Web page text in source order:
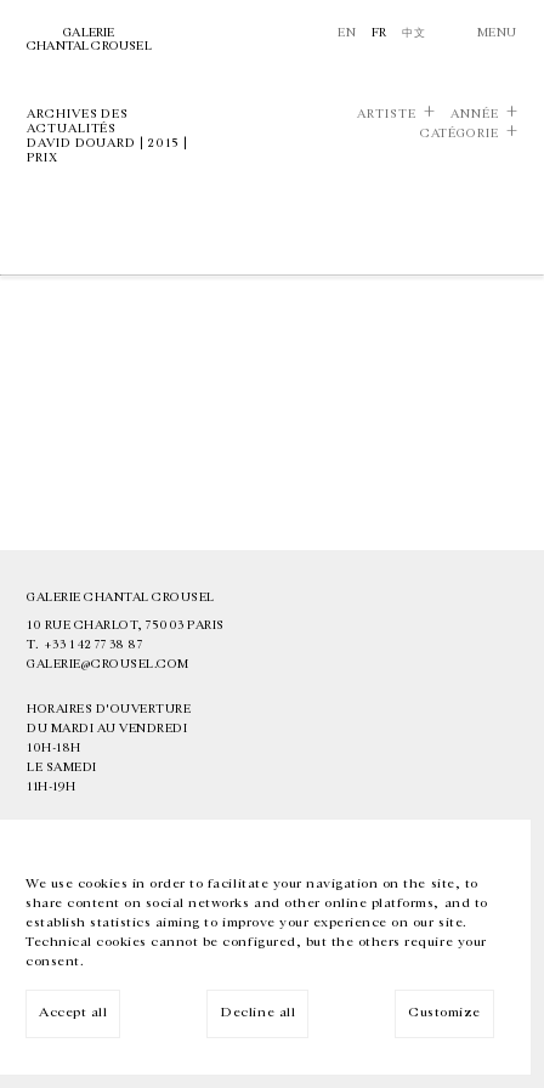
We use cookies in order to facilitate your navigation on the site, to
share content on social networks and other online platforms, and to
establish statistics aiming to improve your experience on our site.
Technical cookies cannot be configured, but the others require your
consent.
Accept all Decline all Customize
GALERIE
CHANTAL CROUSEL
EN FR 中文 MENU
ARCHIVES DES
ACTUALITÉS
DAVID DOUARD | 2015 |
PRIX
ARTISTE
ANNÉE
CATÉGORIE
GALERIE CHANTAL CROUSEL
10 RUE CHARLOT, 75003 PARIS
T. +33 1 42 77 38 87
GALERIE@CROUSEL.COM
HORAIRES D'OUVERTURE
DU MARDI AU VENDREDI
10H-18H
LE SAMEDI
11H-19H
EN FR 中文 Facebook Instagram
Inscrivez-vous à notre newsletter